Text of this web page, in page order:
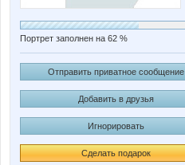
Портрет заполнен на 62 %
Отправить приватное сообщение
Добавить в друзья
Игнорировать
Сделать подарок